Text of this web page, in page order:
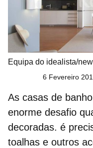
Equipa do idealista/
6 Fevereiro
As casas de
enorme desafio
decoradas. é
toalhas e outros